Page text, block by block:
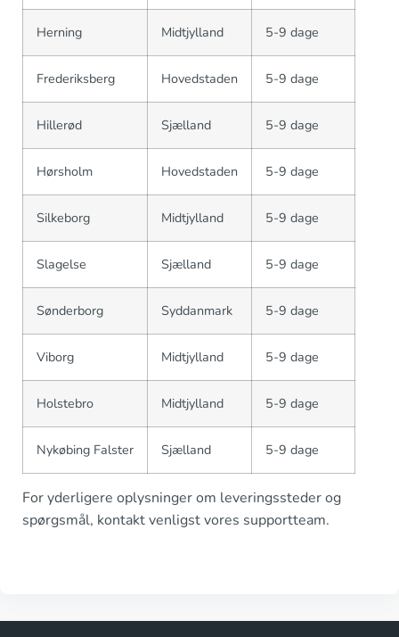
Herning Midtjylland 5-9 dage
Frederiksberg Hovedstaden 5-9 dage
Hillerød Sjælland 5-9 dage
Hørsholm Hovedstaden 5-9 dage
Silkeborg Midtjylland 5-9 dage
Slagelse Sjælland 5-9 dage
Sønderborg Syddanmark 5-9 dage
Viborg Midtjylland 5-9 dage
Holstebro Midtjylland 5-9 dage
Nykøbing Falster Sjælland 5-9 dage
For yderligere oplysninger om leveringssteder og
spørgsmål, kontakt venligst vores supportteam.